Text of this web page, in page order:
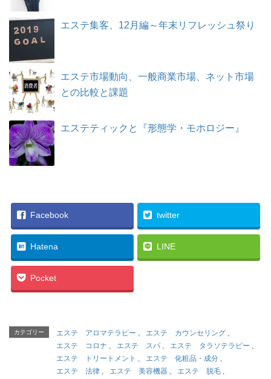
エステ集客、12月編～年末リフレッシュ祭り
エステ市場動向、一般商業市場、ネット市場
との比較と課題
エステティックと『形態学・モホロジー』
Facebook twitter
Hatena LINE
Pocket
カテゴリー エステ アロマテラピー 、 エステ カウンセリング 、
エステ コロナ 、 エステ スパ 、 エステ タラソテラピー 、
エステ トリートメント 、 エステ 化粧品・成分 、
エステ 法律 、 エステ 美容機器 、 エステ 脱毛 、